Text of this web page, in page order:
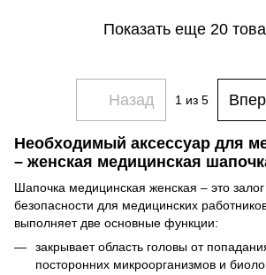
Показать еще 20
Назад 1 из 5
Необходимый аксессуар для
– женская медицинская
Шапочка медицинская женская – это
безопасности для медицинских
выполняет две основные функции:
закрывает область головы от
посторонних микроорганизмов и